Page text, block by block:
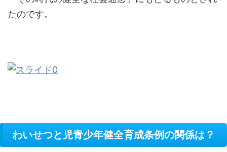
たのです。
わいせつと児青少年健全育成条例の関係は？